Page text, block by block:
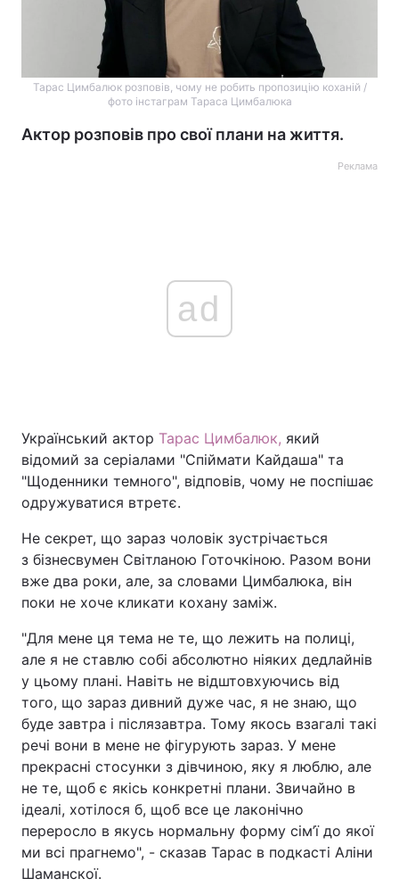
Тарас Цимбалюк розповів, чому не робить пропозицію коханій /
фото інстаграм Тараса Цимбалюка
Актор розповів про свої плани на життя.
Реклама
ad
Український актор Тарас Цимбалюк, який
відомий за серіалами "Спіймати Кайдаша" та
"Щоденники темного", відповів, чому не поспішає
одружуватися втретє.
Не секрет, що зараз чоловік зустрічається
з бізнесвумен Світланою Готочкіною. Разом вони
вже два роки, але, за словами Цимбалюка, він
поки не хоче кликати кохану заміж.
"Для мене ця тема не те, що лежить на полиці,
але я не ставлю собі абсолютно ніяких дедлайнів
у цьому плані. Навіть не відштовхуючись від
того, що зараз дивний дуже час, я не знаю, що
буде завтра і післязавтра. Тому якось взагалі такі
речі вони в мене не фігурують зараз. У мене
прекрасні стосунки з дівчиною, яку я люблю, але
не те, щоб є якісь конкретні плани. Звичайно в
ідеалі, хотілося б, щоб все це лаконічно
переросло в якусь нормальну форму сім’ї до якої
ми всі прагнемо", - сказав Тарас в подкасті Аліни
Шаманскої.